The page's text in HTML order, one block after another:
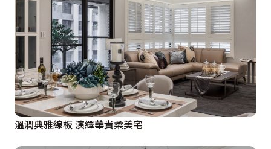
溫潤典雅線板 演繹華貴柔美宅